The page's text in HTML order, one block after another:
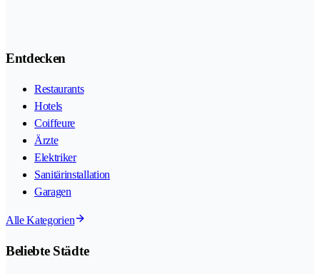
Entdecken
Restaurants
Hotels
Coiffeure
Ärzte
Elektriker
Sanitärinstallation
Garagen
Alle Kategorien
Beliebte Städte